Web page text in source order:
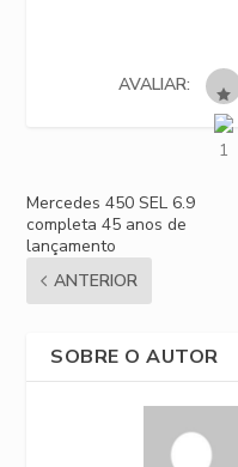
AVALIAR:
Mercedes 450 SEL 6.9
completa 45 anos de
lançamento
ANTERIOR
SOBRE O AUTOR